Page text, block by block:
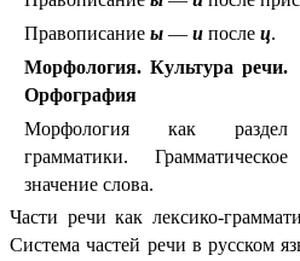
Правописаниеы —и послец.
Морфология. Культура речи.
Орфография
Морфология как раздел
грамматики. Грамматическое
значение слова.
Части речи как лексико-
Система частей речи в русском